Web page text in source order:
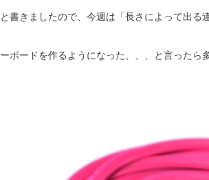
書きましたので、今週は「長さによって出る
ボードを作るようになった、、、と言ったら